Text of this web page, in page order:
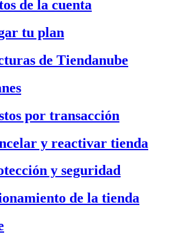
de la cuenta
tu plan
de Tiendanube
por transacción
y reactivar tienda
y seguridad
de la tienda